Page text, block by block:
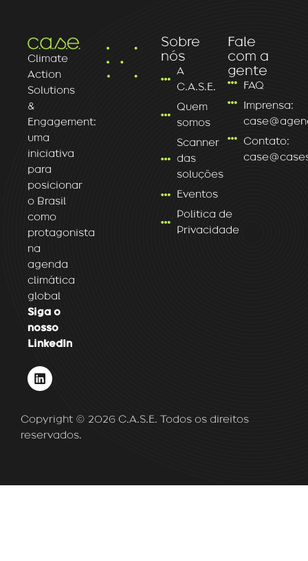
Climate
Action
Solutions
&
Engagement:
uma
iniciativa
para
posicionar
o Brasil
como
protagonista
na
agenda
climática
global
Siga o
nosso
LinkedIn
L
i
e
d
Sobre
nós
A
C.A.S.E.
Quem
somos
Scanner
das
soluções
Eventos
Politica de
Privacidade
Fale
com a
gente
FAQ
Imprensa:
Contato:
Copyright © 2026 C.A.S.E. Todos os direitos
reservados.